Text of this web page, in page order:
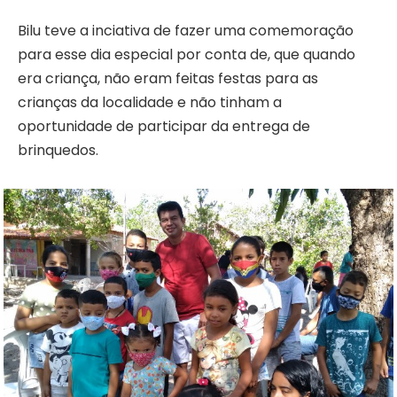
Bilu teve a inciativa de fazer uma comemoração
para esse dia especial por conta de, que quando
era criança, não eram feitas festas para as
crianças da localidade e não tinham a
oportunidade de participar da entrega de
brinquedos.